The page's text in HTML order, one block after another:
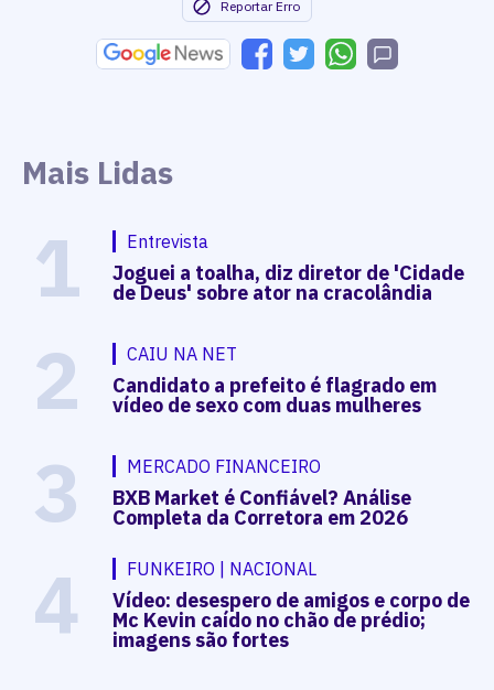
Reportar Erro
Mais Lidas
1 Entrevista
Joguei a toalha, diz diretor de 'Cidade
de Deus' sobre ator na cracolândia
2 CAIU NA NET
Candidato a prefeito é flagrado em
vídeo de sexo com duas mulheres
3 MERCADO FINANCEIRO
BXB Market é Confiável? Análise
Completa da Corretora em 2026
4 FUNKEIRO | NACIONAL
Vídeo: desespero de amigos e corpo de
Mc Kevin caído no chão de prédio;
imagens são fortes